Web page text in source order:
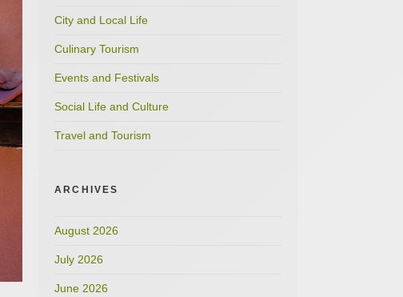
City and Local Life
Culinary Tourism
Events and Festivals
Social Life and Culture
Travel and Tourism
ARCHIVES
August 2026
July 2026
June 2026